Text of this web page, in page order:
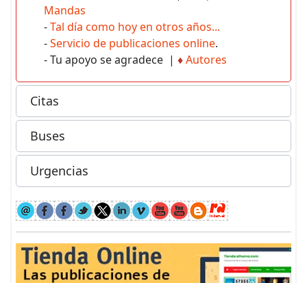
Mandas
-Tal día como hoy en otros años...
-Servicio de publicaciones online.
- Tu apoyo se agradece | ♦Autores
Citas
Buses
Urgencias